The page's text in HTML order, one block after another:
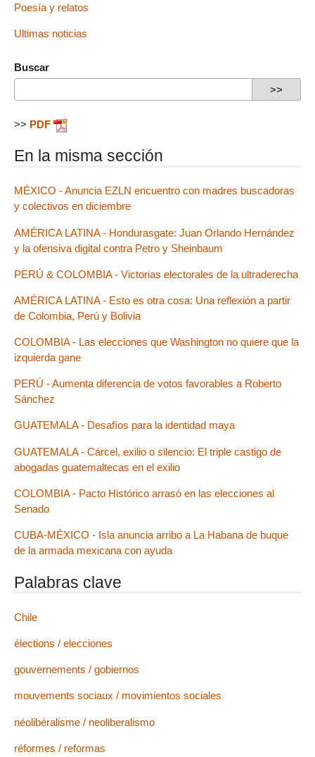
Poesía y relatos
Ultimas noticias
Buscar
>> PDF
En la misma sección
MÉXICO - Anuncia EZLN encuentro con madres buscadoras
y colectivos en diciembre
AMÉRICA LATINA - Hondurasgate: Juan Orlando Hernández
y la ofensiva digital contra Petro y Sheinbaum
PERÚ & COLOMBIA - Victorias electorales de la ultraderecha
AMÉRICA LATINA - Esto es otra cosa: Una reflexión a partir
de Colombia, Perú y Bolivia
COLOMBIA - Las elecciones que Washington no quiere que la
izquierda gane
PERÚ - Aumenta diferencia de votos favorables a Roberto
Sánchez
GUATEMALA - Desafíos para la identidad maya
GUATEMALA - Cárcel, exilio o silencio: El triple castigo de
abogadas guatemaltecas en el exilio
COLOMBIA - Pacto Histórico arrasó en las elecciones al
Senado
CUBA-MÉXICO - Isla anuncia arribo a La Habana de buque
de la armada mexicana con ayuda
Palabras clave
Chile
élections / elecciones
gouvernements / gobiernos
mouvements sociaux / movimientos sociales
néolibéralisme / neoliberalismo
réformes / reformas